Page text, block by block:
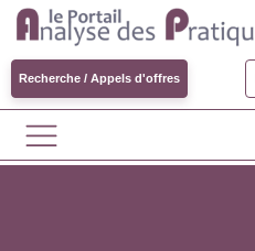
Recherche / Appels d'offres